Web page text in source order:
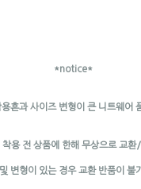
*notice*
용흔과 사이즈 변형이 큰 니트웨어
용 전 상품에 한해 무상으로 교
변형이 있는 경우 교환 반품이 불